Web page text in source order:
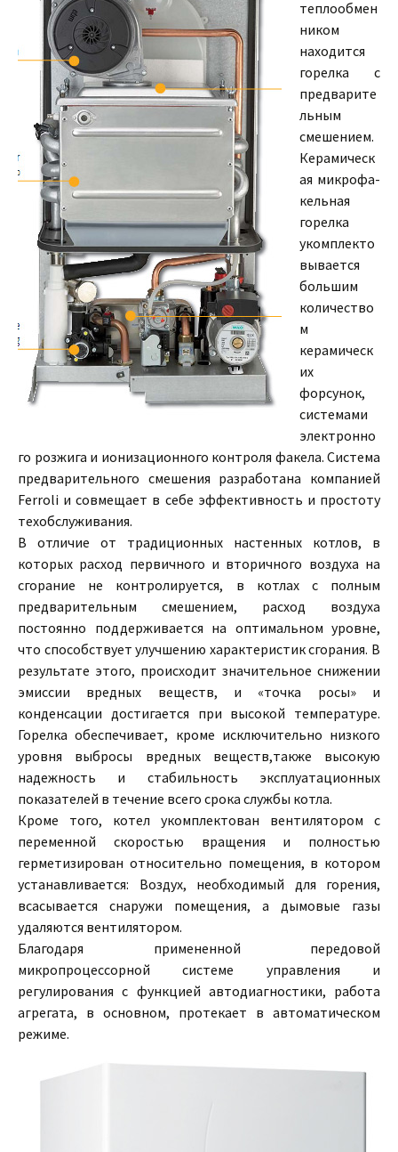
теплообмен
ником
находится
горелка с
предварите
льным
смешением.
Керамическ
ая микрофа-
кельная
горелка
укомплекто
вывается
большим
количество
м
керамическ
их
форсунок,
системами
электронно
го розжига и ионизационного контроля факела. Система
предварительного смешения разработана компанией
Ferroli и совмещает в себе эффективность и простоту
техобслуживания.
В отличие от традиционных настенных котлов, в
которых расход первичного и вторичного воздуха на
сгорание не контролируется, в котлах с полным
предварительным смешением, расход воздуха
постоянно поддерживается на оптимальном уровне,
что способствует улучшению характеристик сгорания. В
результате этого, происходит значительное снижении
эмиссии вредных веществ, и «точка росы» и
конденсации достигается при высокой температуре.
Горелка обеспечивает, кроме исключительно низкого
уровня выбросы вредных веществ,также высокую
надежность и стабильность эксплуатационных
показателей в течение всего срока службы котла.
Кроме того, котел укомплектован вентилятором с
переменной скоростью вращения и полностью
герметизирован относительно помещения, в котором
устанавливается: Воздух, необходимый для горения,
всасывается снаружи помещения, а дымовые газы
удаляются вентилятором.
Благодаря примененной передовой
микропроцессорной системе управления и
регулирования с функцией автодиагностики, работа
агрегата, в основном, протекает в автоматическом
режиме.